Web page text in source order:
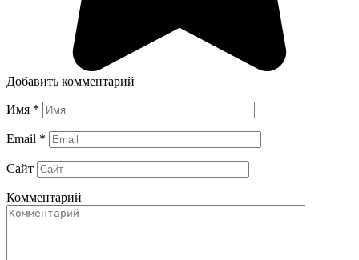
Добавить комментарий
Имя *
Email *
Сайт
Комментарий